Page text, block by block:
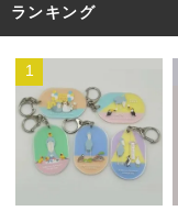
ランキング
1